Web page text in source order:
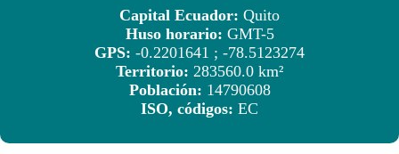
Capital Ecuador: Quito
Huso horario: GMT-5
GPS: -0.2201641 ; -78.5123274
Territorio: 283560.0 km²
Población: 14790608
ISO, códigos: EC